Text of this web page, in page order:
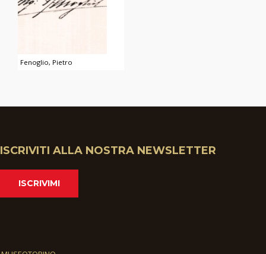
Fenoglio, Pietro
ISCRIVITI ALLA NOSTRA NEWSLETTER
ISCRIVIMI